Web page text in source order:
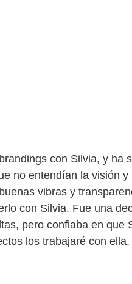
con Silvia, y ha
no entendían la visión
vibras y
con Silvia. Fue una
pero confiaba en que
los trabajaré con